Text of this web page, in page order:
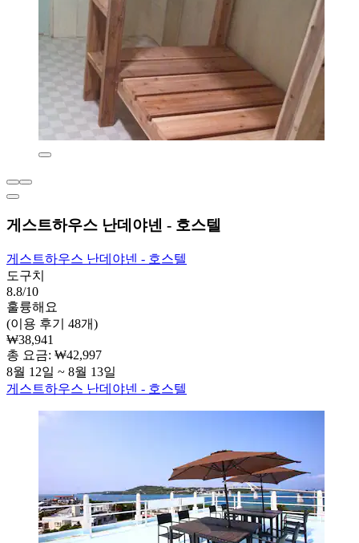
게스트하우스 난데야넨 - 호스텔
게스트하우스 난데야넨 - 호스텔
도구치
8.8/10
훌륭해요
(이용 후기 48개)
₩38,941
총 요금: ₩42,997
8월 12일 ~ 8월 13일
게스트하우스 난데야넨 - 호스텔